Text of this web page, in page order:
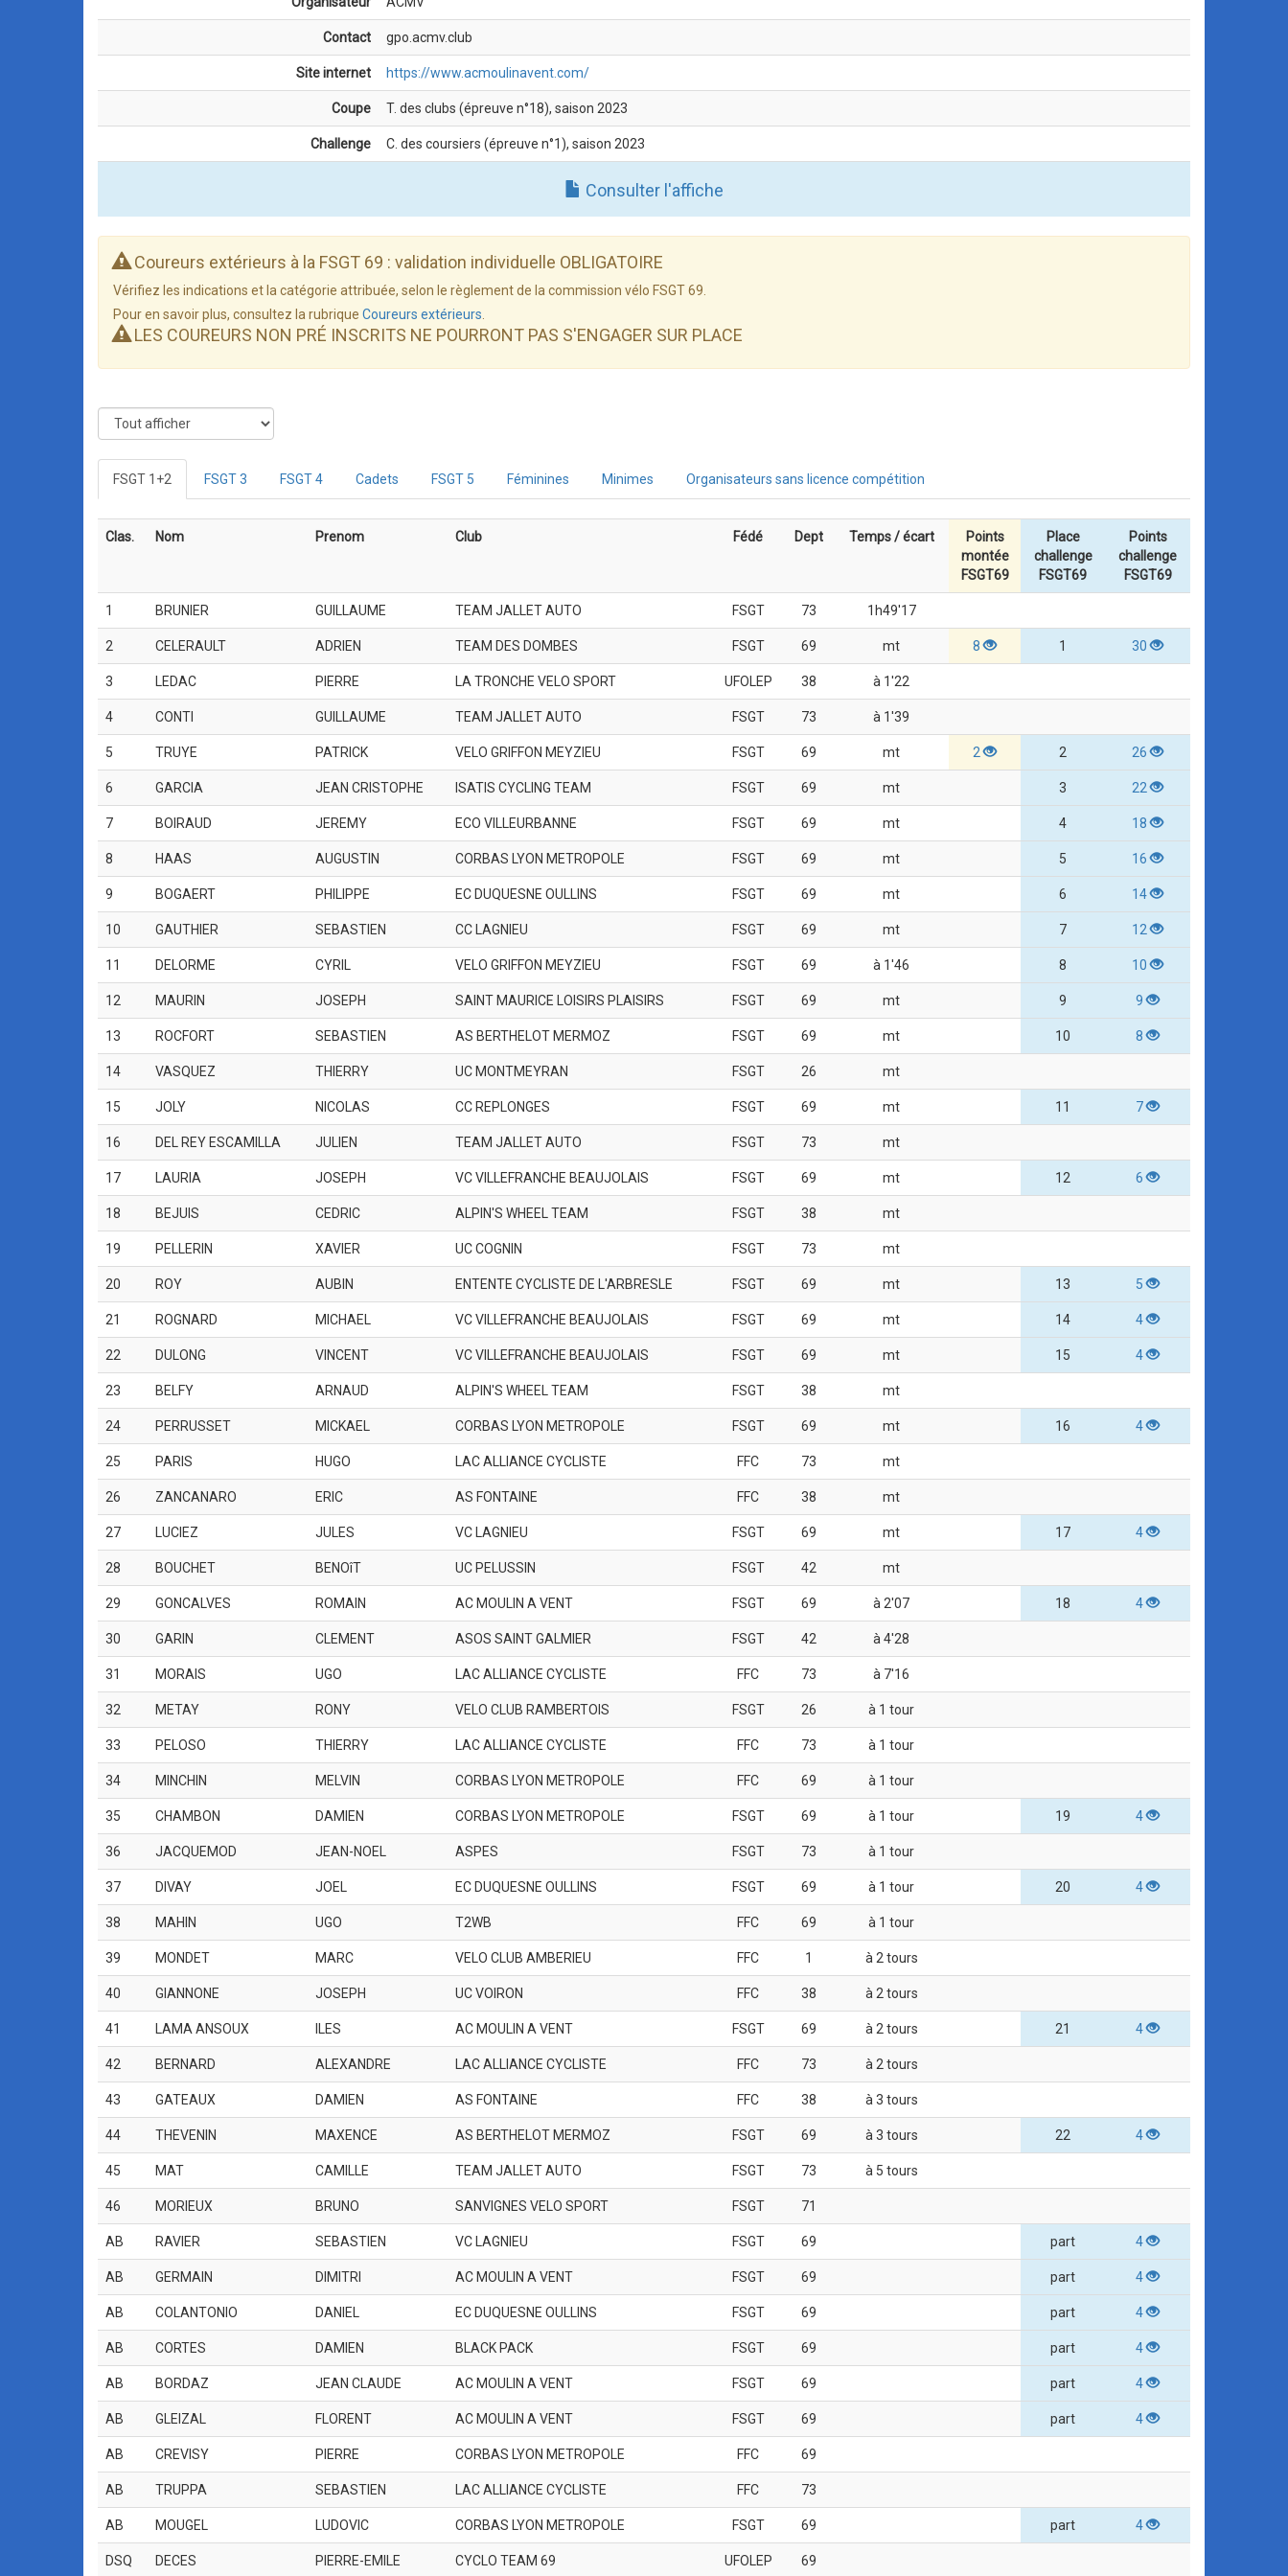
Contact gpo.acmv.club
Site internet https://www.acmoulinavent.com/
Coupe T. des clubs (épreuve n°18), saison 2023
Challenge C. des coursiers (épreuve n°1), saison 2023
Consulter l'affiche
Coureurs extérieurs à la FSGT 69 : validation individuelle OBLIGATOIRE
Vérifiez les indications et la catégorie attribuée, selon le règlement de la commission vélo FSGT 69.
Pour en savoir plus, consultez la rubrique Coureurs extérieurs
LES COUREURS NON PRÉ INSCRITS NE POURRONT PAS S'ENGAGER SUR PLACE
FSGT 1+2 FSGT 3 FSGT 4 Cadets FSGT 5 Féminines Minimes Organisateurs sans licence compétition
Clas. Nom Prenom Club Fédé Dept Temps / écart
Points
montée
FSGT69
Place
challenge
FSGT69
Points
challenge
FSGT69
1 BRUNIER GUILLAUME TEAM JALLET AUTO FSGT 73 1h49'17
2 CELERAULT ADRIEN TEAM DES DOMBES FSGT 69 mt 8 1 30
3 LEDAC PIERRE LA TRONCHE VELO SPORT UFOLEP 38 à 1'22
4 CONTI GUILLAUME TEAM JALLET AUTO FSGT 73 à 1'39
5 TRUYE PATRICK VELO GRIFFON MEYZIEU FSGT 69 mt 2 2 26
6 GARCIA JEAN CRISTOPHE ISATIS CYCLING TEAM FSGT 69 mt 3 22
7 BOIRAUD JEREMY ECO VILLEURBANNE FSGT 69 mt 4 18
8 HAAS AUGUSTIN CORBAS LYON METROPOLE FSGT 69 mt 5 16
9 BOGAERT PHILIPPE EC DUQUESNE OULLINS FSGT 69 mt 6 14
10 GAUTHIER SEBASTIEN CC LAGNIEU FSGT 69 mt 7 12
11 DELORME CYRIL VELO GRIFFON MEYZIEU FSGT 69 à 1'46 8 10
12 MAURIN JOSEPH SAINT MAURICE LOISIRS PLAISIRS FSGT 69 mt 9 9
13 ROCFORT SEBASTIEN AS BERTHELOT MERMOZ FSGT 69 mt 10 8
14 VASQUEZ THIERRY UC MONTMEYRAN FSGT 26 mt
15 JOLY NICOLAS CC REPLONGES FSGT 69 mt 11 7
16 DEL REY ESCAMILLA JULIEN TEAM JALLET AUTO FSGT 73 mt
17 LAURIA JOSEPH VC VILLEFRANCHE BEAUJOLAIS FSGT 69 mt 12 6
18 BEJUIS CEDRIC ALPIN'S WHEEL TEAM FSGT 38 mt
19 PELLERIN XAVIER UC COGNIN FSGT 73 mt
20 ROY AUBIN ENTENTE CYCLISTE DE L'ARBRESLE FSGT 69 mt 13 5
21 ROGNARD MICHAEL VC VILLEFRANCHE BEAUJOLAIS FSGT 69 mt 14 4
22 DULONG VINCENT VC VILLEFRANCHE BEAUJOLAIS FSGT 69 mt 15 4
23 BELFY ARNAUD ALPIN'S WHEEL TEAM FSGT 38 mt
24 PERRUSSET MICKAEL CORBAS LYON METROPOLE FSGT 69 mt 16 4
25 PARIS HUGO LAC ALLIANCE CYCLISTE FFC 73 mt
26 ZANCANARO ERIC AS FONTAINE FFC 38 mt
27 LUCIEZ JULES VC LAGNIEU FSGT 69 mt 17 4
28 BOUCHET BENOîT UC PELUSSIN FSGT 42 mt
29 GONCALVES ROMAIN AC MOULIN A VENT FSGT 69 à 2'07 18 4
30 GARIN CLEMENT ASOS SAINT GALMIER FSGT 42 à 4'28
31 MORAIS UGO LAC ALLIANCE CYCLISTE FFC 73 à 7'16
32 METAY RONY VELO CLUB RAMBERTOIS FSGT 26 à 1 tour
33 PELOSO THIERRY LAC ALLIANCE CYCLISTE FFC 73 à 1 tour
34 MINCHIN MELVIN CORBAS LYON METROPOLE FFC 69 à 1 tour
35 CHAMBON DAMIEN CORBAS LYON METROPOLE FSGT 69 à 1 tour 19 4
36 JACQUEMOD JEAN-NOEL ASPES FSGT 73 à 1 tour
37 DIVAY JOEL EC DUQUESNE OULLINS FSGT 69 à 1 tour 20 4
38 MAHIN UGO T2WB FFC 69 à 1 tour
39 MONDET MARC VELO CLUB AMBERIEU FFC 1 à 2 tours
40 GIANNONE JOSEPH UC VOIRON FFC 38 à 2 tours
41 LAMA ANSOUX ILES AC MOULIN A VENT FSGT 69 à 2 tours 21 4
42 BERNARD ALEXANDRE LAC ALLIANCE CYCLISTE FFC 73 à 2 tours
43 GATEAUX DAMIEN AS FONTAINE FFC 38 à 3 tours
44 THEVENIN MAXENCE AS BERTHELOT MERMOZ FSGT 69 à 3 tours 22 4
45 MAT CAMILLE TEAM JALLET AUTO FSGT 73 à 5 tours
46 MORIEUX BRUNO SANVIGNES VELO SPORT FSGT 71
AB RAVIER SEBASTIEN VC LAGNIEU FSGT 69 part 4
AB GERMAIN DIMITRI AC MOULIN A VENT FSGT 69 part 4
AB COLANTONIO DANIEL EC DUQUESNE OULLINS FSGT 69 part 4
AB CORTES DAMIEN BLACK PACK FSGT 69 part 4
AB BORDAZ JEAN CLAUDE AC MOULIN A VENT FSGT 69 part 4
AB GLEIZAL FLORENT AC MOULIN A VENT FSGT 69 part 4
AB CREVISY PIERRE CORBAS LYON METROPOLE FFC 69
AB TRUPPA SEBASTIEN LAC ALLIANCE CYCLISTE FFC 73
AB MOUGEL LUDOVIC CORBAS LYON METROPOLE FSGT 69 part 4
DSQ DECES PIERRE-EMILE CYCLO TEAM 69 UFOLEP 69